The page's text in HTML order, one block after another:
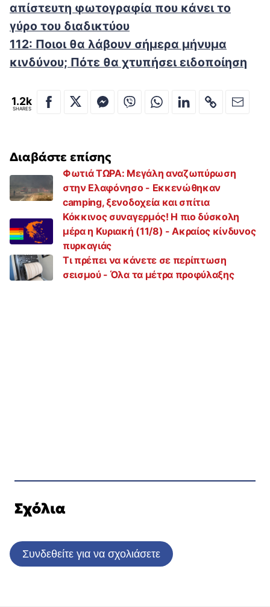
απίστευτη φωτογραφία που κάνει το
γύρο του διαδικτύου
112: Ποιοι θα λάβουν σήμερα μήνυμα
κινδύνου; Πότε θα χτυπήσει ειδοποίηση
1.2k
SHARES
Διαβάστε επίσης
Φωτιά ΤΩΡΑ: Μεγάλη αναζωπύρωση
στην Ελαφόνησο - Εκκενώθηκαν
camping, ξενοδοχεία και σπίτια
Κόκκινος συναγερμός! Η πιο δύσκολη
μέρα η Κυριακή (11/8) - Ακραίος κίνδυνος
πυρκαγιάς
Τι πρέπει να κάνετε σε περίπτωση
σεισμού - Όλα τα μέτρα προφύλαξης
Σχόλια
Συνδεθείτε για να σχολιάσετε